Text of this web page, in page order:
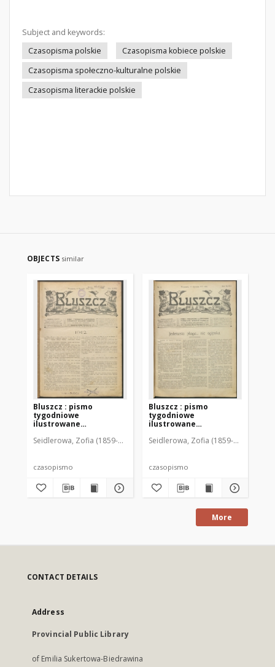
Subject and keywords:
Czasopisma polskie
Czasopisma kobiece polskie
Czasopisma społeczno-kulturalne polskie
Czasopisma literackie polskie
OBJECTS similar
Bluszcz : pismo
tygodniowe
ilustrowane
kobiecym, 1912 R. 48, nr
Seidlerowa, Zofia (1859-1919). Red. i Wyd.
czasopismo
Bluszcz : pismo
tygodniowe
ilustrowane
kobiecym, 1912 R. 48, nr
Seidlerowa, Zofia (1859-1919). Red.
czasopismo
More
CONTACT DETAILS
Address
Provincial Public Library
of Emilia Sukertowa-Biedrawina